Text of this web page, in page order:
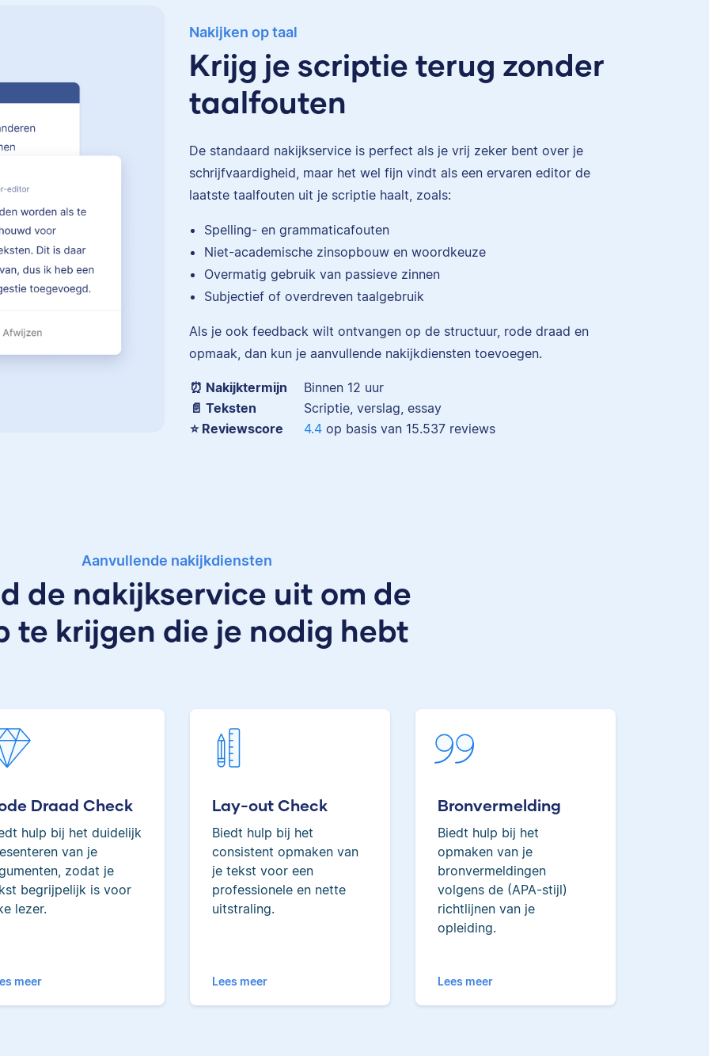
Nakijken op taal
Krijg je scriptie terug zonder
taalfouten
De standaard nakijkservice is perfect als je vrij zeker bent over je
schrijfvaardigheid, maar het wel fijn vindt als een ervaren editor de
laatste taalfouten uit je scriptie haalt, zoals:
Spelling- en grammaticafouten
Niet-academische zinsopbouw en woordkeuze
Overmatig gebruik van passieve zinnen
Subjectief of overdreven taalgebruik
Als je ook feedback wilt ontvangen op de structuur, rode draad en
opmaak, dan kun je aanvullende nakijkdiensten toevoegen.
⏰ Nakijktermijn
Binnen 12 uur
📄 Teksten
Scriptie, verslag, essay
⭐️ Reviewscore
4.4 op basis van 15.537 reviews
Aanvullende nakijkdiensten
de nakijkservice uit om de
te krijgen die je nodig hebt
Draad Check
hulp bij het duidelijk
van je
zodat je
begrijpelijk is voor
lezer.
meer
Lay-out Check
Biedt hulp bij het
consistent opmaken van
je tekst voor een
professionele en nette
uitstraling.
Lees meer
Bronvermelding
Biedt hulp bij het
opmaken van je
bronvermeldingen
volgens de (APA-stijl)
richtlijnen van je
opleiding.
Lees meer
Erica
gestudeerd en met 3,5 miljoen
ze tot de top van Scribbrs team.
Yves
Econometrie, is
Maddy heeft Psychologie
onderzoeker gewerkt bij Tilburg
University en is nu senior editor.
Lilianne